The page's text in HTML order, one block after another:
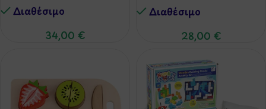
Διαθέσιμo
34,00 €
Διαθέσιμo
28,00 €